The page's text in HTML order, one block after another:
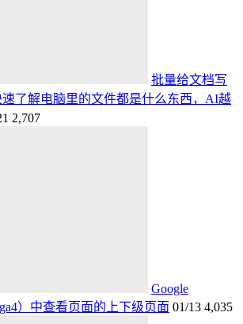
批量给文档写
了解电脑里的文件都是什么东西，AI越
2,707
Google
）中查看页面的上下级页面 01/13 4,035